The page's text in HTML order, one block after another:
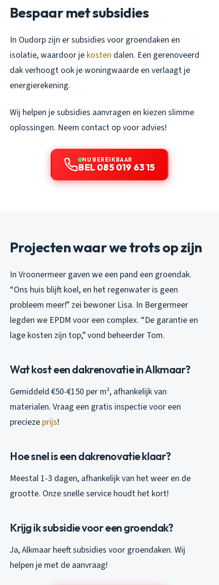
Bespaar met subsidies
In Oudorp zijn er subsidies voor groendaken en
isolatie, waardoor je kosten dalen. Een gerenoveerd
dak verhoogt ook je woningwaarde en verlaagt je
energierekening.
Wij helpen je subsidies aanvragen en kiezen slimme
oplossingen. Neem contact op voor advies!
NU BEREIKBAAR
BEL 085 019 63 15
Projecten waar we trots op zijn
In Vroonermeer gaven we een pand een groendak.
“Ons huis blijft koel, en het regenwater is geen
probleem meer!” zei bewoner Lisa. In Bergermeer
legden we EPDM voor een complex. “De garantie en
lage kosten zijn top,” vond beheerder Tom.
Wat kost een dakrenovatie in Alkmaar?
Gemiddeld €50-€150 per m², afhankelijk van
materialen. Vraag een gratis inspectie voor een
precieze prijs!
Hoe snel is een dakrenovatie klaar?
Meestal 1-3 dagen, afhankelijk van het weer en de
grootte. Onze snelle service houdt het kort!
Krijg ik subsidie voor een groendak?
Ja, Alkmaar heeft subsidies voor groendaken. Wij
helpen je met de aanvraag!